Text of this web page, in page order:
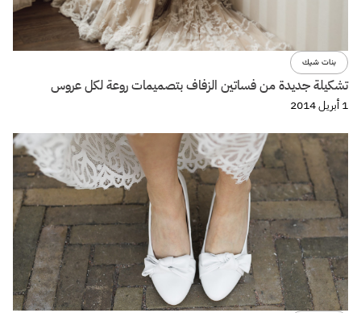
بنات شيك
تشكيلة جديدة من فساتين الزفاف بتصميمات روعة لكل عروس
1 أبريل 2014